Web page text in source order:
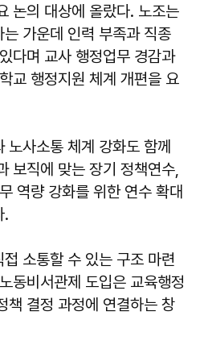
논의 대상에 올랐다. 노조는
가운데 인력 부족과 직종
다며 교사 행정업무 경감과
교 행정지원 체계 개편을 요
노사소통 체계 강화도 함께
보직에 맞는 장기 정책연수,
역량 강화를 위한 연수 확대
.
소통할 수 있는 구조 마련
동비서관제 도입은 교육행정
책 결정 과정에 연결하는 창